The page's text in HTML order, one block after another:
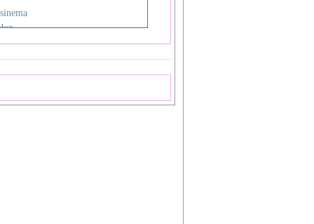
Man Lou